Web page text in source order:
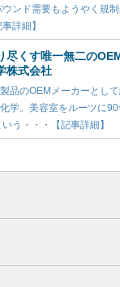
ンド需要もようやく規
詳細】
尽くす唯一無二の
株式会社
品のOEMメーカーとし
学。美容室をルーツに
う・・・【記事詳細】